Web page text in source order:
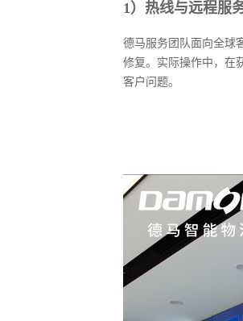
1 ）热线与远程服
德马服务团队面向全球
修复。实际操作中，在
客户问题。